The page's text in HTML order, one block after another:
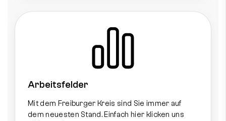
Arbeitsfelder
Mit dem Freiburger Kreis sind Sie immer auf
dem neuesten Stand. Einfach hier klicken uns